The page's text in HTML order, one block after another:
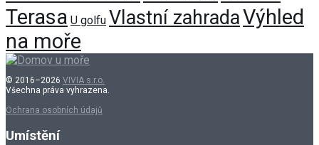
Terasa U golfu Vlastní zahradaVýhled
na moře
© 2016–2026 VIVIA s.r.o.
Všechna práva vyhrazena.
Ochrana osobních údajů
Umístění